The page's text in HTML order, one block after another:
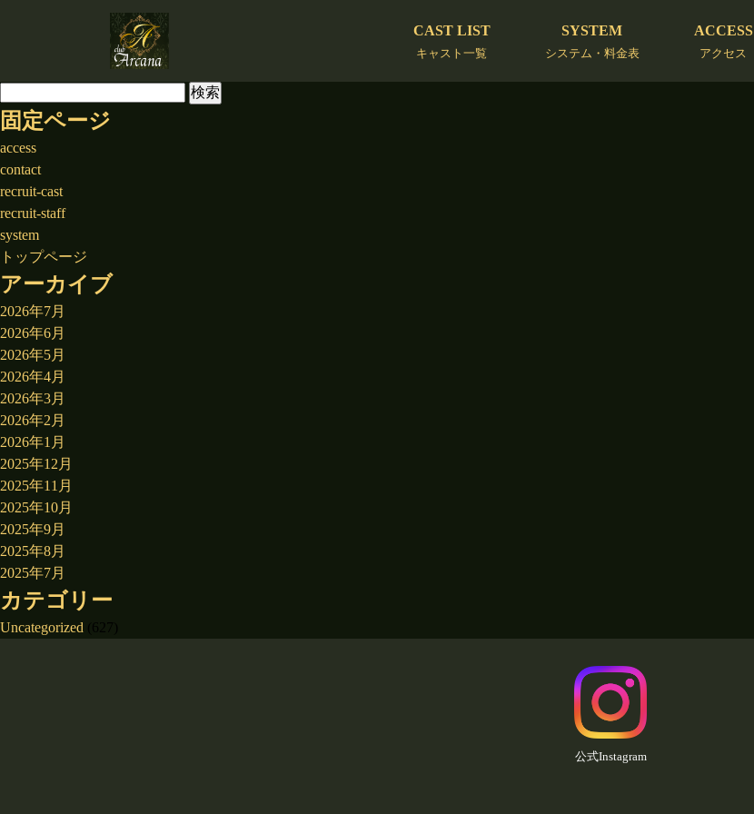
CAST LIST
キャスト一覧
SYSTEM
システム・料金表
ACCESS
アクセス
索:
固定ページ
access
contact
recruit-cast
recruit-staff
system
トップページ
アーカイブ
2026年7月
2026年6月
2026年5月
2026年4月
2026年3月
2026年2月
2026年1月
2025年12月
2025年11月
2025年10月
2025年9月
2025年8月
2025年7月
カテゴリー
Uncategorized
公式Instagram